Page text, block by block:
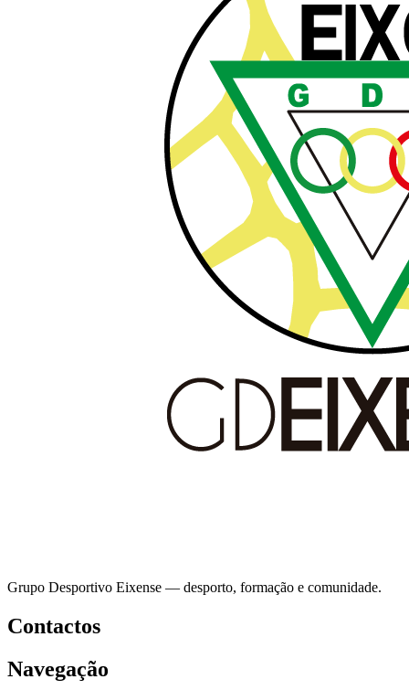
Grupo Desportivo Eixense — desporto, formação e comunidade.
Contactos
Navegação